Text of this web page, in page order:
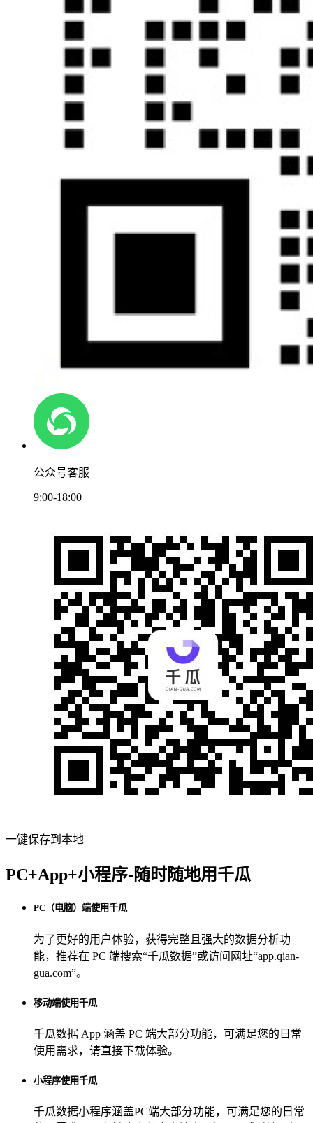
公众号客服
9:00-18:00
一键保存到本地
PC+App+小程序-随时随地用千瓜
PC（电脑）端使用千瓜
为了更好的用户体验，获得完整且强大的数据分析功
能，推荐在 PC 端搜索“千瓜数据”或访问网址“app.qian-
gua.com”。
移动端使用千瓜
千瓜数据 App 涵盖 PC 端大部分功能，可满足您的日常
使用需求，请直接下载体验。
小程序使用千瓜
千瓜数据小程序涵盖PC端大部分功能，可满足您的日常